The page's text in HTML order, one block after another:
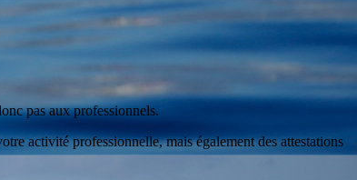
pas aux professionnels.
activité professionnelle, mais également des attestations